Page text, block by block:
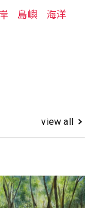
島嶼 海洋
view all